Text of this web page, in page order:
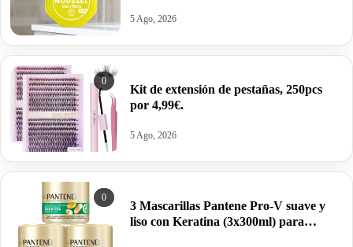
5 Ago, 2026
0
Kit de extensión de pestañas, 250pcs
por 4,99€.
5 Ago, 2026
0
3 Mascarillas Pantene Pro-V suave y
liso con Keratina (3x300ml) para